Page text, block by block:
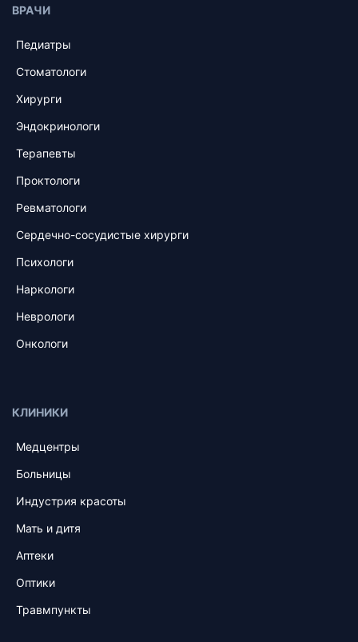
ВРАЧИ
Педиатры
Стоматологи
Хирурги
Эндокринологи
Терапевты
Проктологи
Ревматологи
Сердечно-сосудистые хирурги
Психологи
Наркологи
Неврологи
Онкологи
КЛИНИКИ
Медцентры
Больницы
Индустрия красоты
Мать и дитя
Аптеки
Оптики
Травмпункты